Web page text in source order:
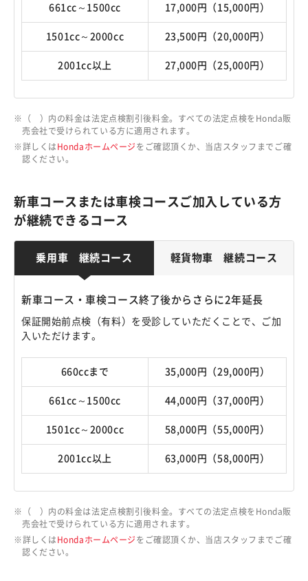
661cc～1500cc 17,000円（15,000円）
1501cc～2000cc 23,500円（20,000円）
2001cc以上 27,000円（25,000円）
（ ）内の料金は法定点検割引後料金。すべての法定点検をHonda販
売会社で受けられている方に適用されます。
詳しくは Hondaホームページをご確認頂くか、当店スタッフまでご確
認ください。
新車コースまたは車検コースご加入している方
が継続できるコース
乗用車 継続コース 軽貨物車 継続コース
新車コース・車検コース終了後からさらに2年延長
保証開始前点検（有料）を受診していただくことで、ご加
入いただけます。
660ccまで 35,000円（29,000円）
661cc～1500cc 44,000円（37,000円）
1501cc～2000cc 58,000円（55,000円）
2001cc以上 63,000円（58,000円）
（ ）内の料金は法定点検割引後料金。すべての法定点検をHonda販
売会社で受けられている方に適用されます。
詳しくは Hondaホームページをご確認頂くか、当店スタッフまでご確
認ください。